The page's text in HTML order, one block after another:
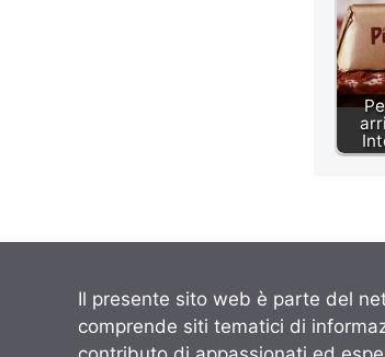
Il presente sito web è parte del
comprende siti tematici di